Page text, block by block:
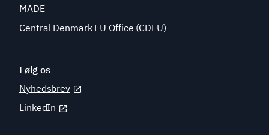
MADE
Central Denmark EU Office (CDEU)
Følg os
Nyhedsbrev
LinkedIn